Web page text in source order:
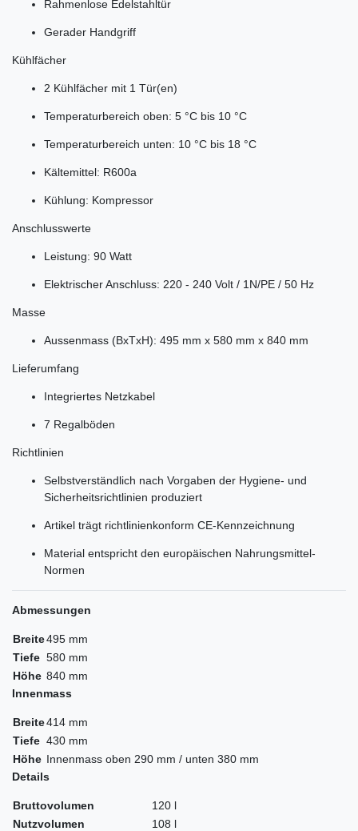
Rahmenlose Edelstahltür
Gerader Handgriff
Kühlfächer
2 Kühlfächer mit 1 Tür(en)
Temperaturbereich oben: 5 °C bis 10 °C
Temperaturbereich unten: 10 °C bis 18 °C
Kältemittel: R600a
Kühlung: Kompressor
Anschlusswerte
Leistung: 90 Watt
Elektrischer Anschluss: 220 - 240 Volt / 1N/PE / 50 Hz
Masse
Aussenmass (BxTxH): 495 mm x 580 mm x 840 mm
Lieferumfang
Integriertes Netzkabel
7 Regalböden
Richtlinien
Selbstverständlich nach Vorgaben der Hygiene- und
Sicherheitsrichtlinien produziert
Artikel trägt richtlinienkonform CE-Kennzeichnung
Material entspricht den europäischen Nahrungsmittel-
Normen
Abmessungen
Breite495 mm
Tiefe 580 mm
Höhe 840 mm
Innenmass
Breite414 mm
Tiefe 430 mm
Höhe Innenmass oben 290 mm / unten 380 mm
Details
Bruttovolumen
120 l
Nutzvolumen
108 l